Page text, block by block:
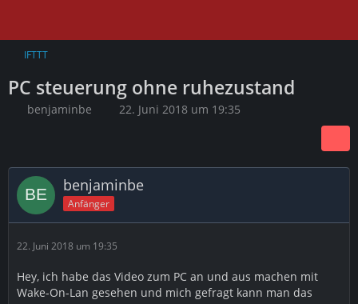
IFTTT
PC steuerung ohne ruhezustand
benjaminbe 22. Juni 2018 um 19:35
benjaminbe
Anfänger
22. Juni 2018 um 19:35
Hey, ich habe das Video zum PC an und aus machen mit
Wake-On-Lan gesehen und mich gefragt kann man das